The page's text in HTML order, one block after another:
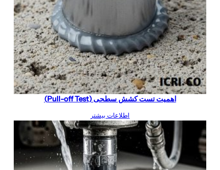
اهمیت تست کشش سطحی (Pull-off Test)
اطلاعات بیشتر